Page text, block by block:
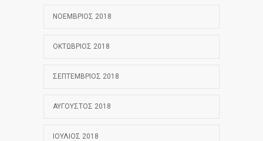
ΝΟΈΜΒΡΙΟΣ 2018
ΟΚΤΏΒΡΙΟΣ 2018
ΣΕΠΤΈΜΒΡΙΟΣ 2018
ΑΎΓΟΥΣΤΟΣ 2018
ΙΟΎΛΙΟΣ 2018